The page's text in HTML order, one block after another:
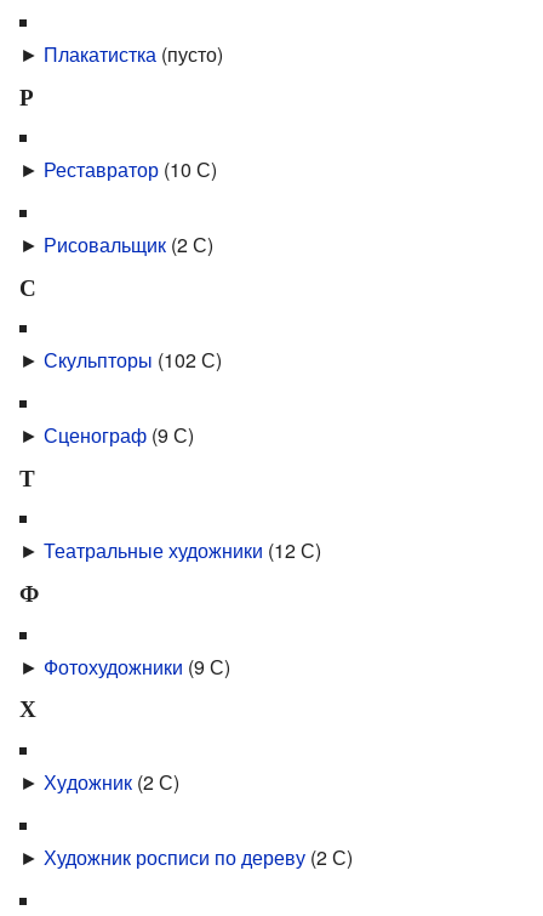
► Плакатистка (пусто)
Р
► Реставратор (10 С)
► Рисовальщик (2 С)
С
► Скульпторы (102 С)
► Сценограф (9 С)
Т
► Театральные художники (12 С)
Ф
► Фотохудожники (9 С)
Х
► Ху­дожник (2 С)
► Художник росписи по дереву (2 С)